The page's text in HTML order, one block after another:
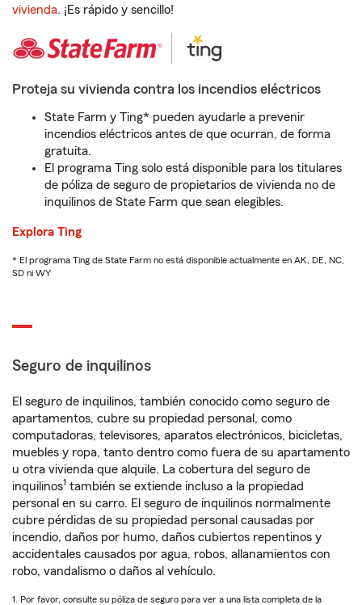
vivienda. ¡Es rápido y sencillo!
Proteja su vivienda contra los incendios eléctricos
State Farm y Ting* pueden ayudarle a prevenir
incendios eléctricos antes de que ocurran, de forma
gratuita.
El programa Ting solo está disponible para los titulares
de póliza de seguro de propietarios de vivienda no de
inquilinos de State Farm que sean elegibles.
Explora Ting
* El programa Ting de State Farm no está disponible actualmente en AK, DE, NC,
SD ni WY
Seguro de inquilinos
El seguro de inquilinos, también conocido como seguro de
apartamentos, cubre su propiedad personal, como
computadoras, televisores, aparatos electrónicos, bicicletas,
muebles y ropa, tanto dentro como fuera de su apartamento
u otra vivienda que alquile. La cobertura del seguro de
inquilinos1 también se extiende incluso a la propiedad
personal en su carro. El seguro de inquilinos normalmente
cubre pérdidas de su propiedad personal causadas por
incendio, daños por humo, daños cubiertos repentinos y
accidentales causados por agua, robos, allanamientos con
robo, vandalismo o daños al vehículo.
1. Por favor, consulte su póliza de seguro para ver a una lista completa de la